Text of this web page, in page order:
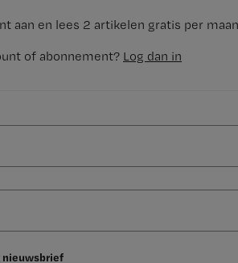
aan en lees 2 artikelen gratis per
of abonnement? Log dan in
nieuwsbrief